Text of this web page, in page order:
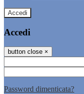
Accedi
Accedi
button close ×
Password dimenticata?